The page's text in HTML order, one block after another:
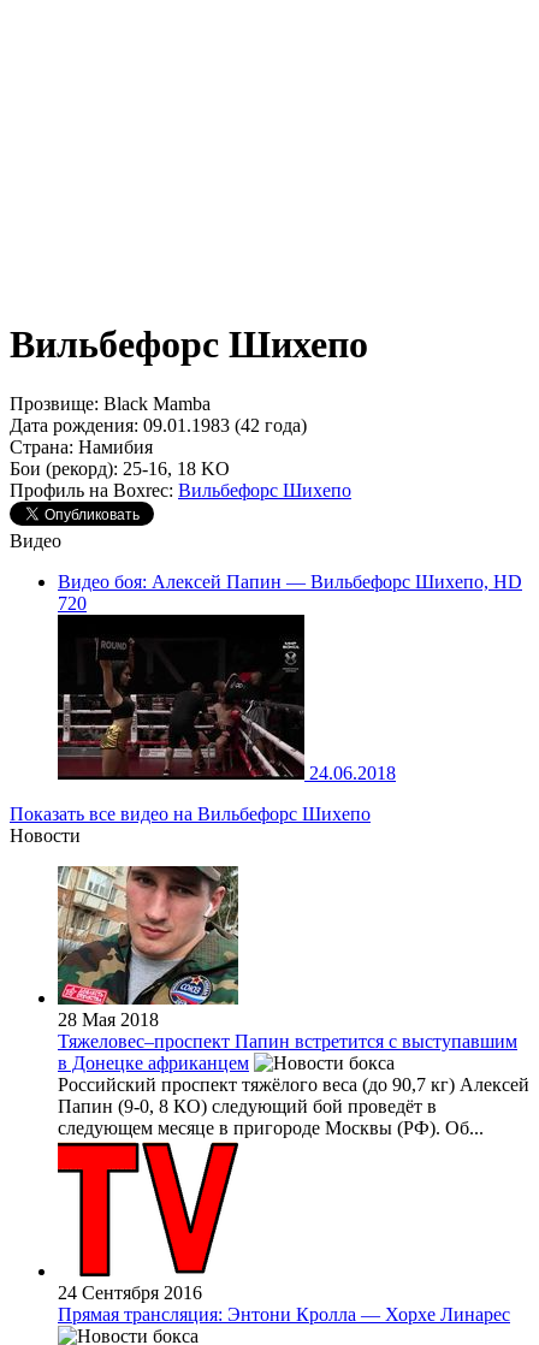
Вильбефорс Шихепо
Прозвище: Black Mamba
Дата рождения: 09.01.1983 (42 года)
Страна: Намибия
Бои (рекорд): 25-16, 18 KO
Профиль на Boxrec: Вильбефорс Шихепо
Видео
Видео боя: Алексей Папин — Вильбефорс Шихепо, HD
720
24.06.2018
Показать все видео на Вильбефорс Шихепо
Новости
28 Мая 2018
Тяжеловес–проспект Папин встретится с выступавшим
в Донецке африканцем
Российский проспект тяжёлого веса (до 90,7 кг) Алексей
Папин (9-0, 8 КО) следующий бой проведёт в
следующем месяце в пригороде Москвы (РФ). Об...
24 Сентября 2016
Прямая трансляция: Энтони Кролла — Хорхе Линарес